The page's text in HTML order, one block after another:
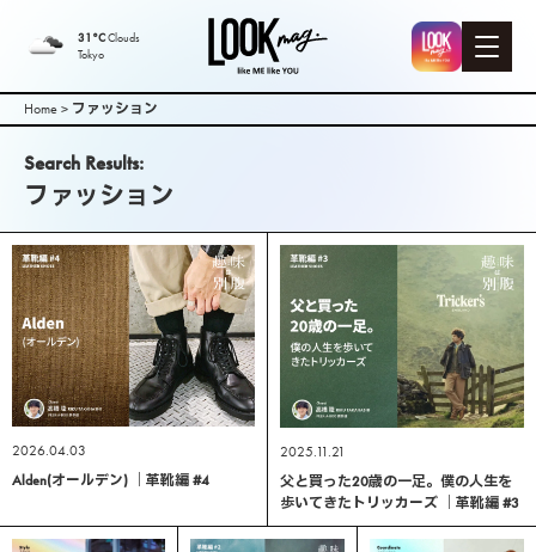
LOOK mag. |
PEEK-A-BOO
Web
Magazine（
ピークアブ
ーウェブマ
ガジン ）
31°CClouds
Tokyo
Home > ファッション
Search Results:
ファッション
2026.04.03
Alden(オールデン) ｜革靴編 #4
2025.11.21
父と買った20歳の一足。僕の人生を
歩いてきたトリッカーズ ｜革靴編 #3